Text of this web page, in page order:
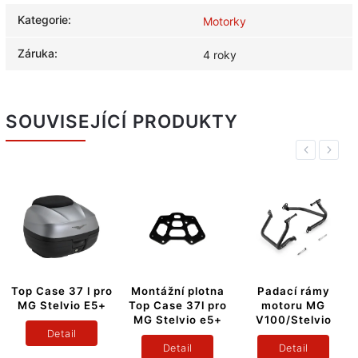
Kategorie: Motorky
Záruka: 4 roky
SOUVISEJÍCÍ PRODUKTY
Previous
l pro
Montážní plotna
Top Case 37l pro
MG Stelvio e5+
Detail
Padací rámy
motoru MG
V100/Stelvio
Vyhřívané
komfortní
pro MG
E5+
Next